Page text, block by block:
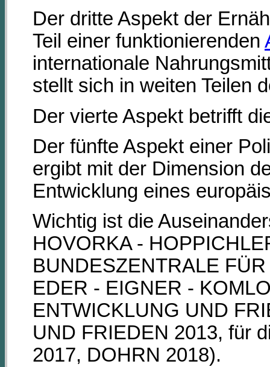
Der dritte Aspekt der
Teil einer funktionierenden
internationale
stellt sich in weiten Teilen
Der vierte Aspekt betrifft
Der fünfte Aspekt einer
ergibt mit der Dimension
Entwicklung eines
Wichtig ist die
HOVORKA -
BUNDESZENTRALE
EDER - EIGNER -
ENTWICKLUNG UND
UND FRIEDEN 2013, für
2017, DOHRN 2018).